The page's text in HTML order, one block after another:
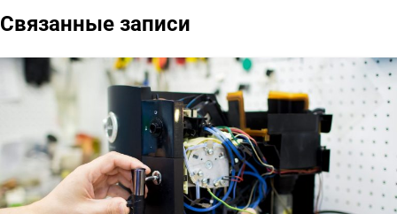
Связанные записи